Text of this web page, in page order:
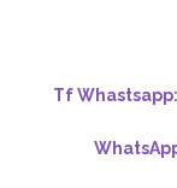
Telf.
Telf.
Tf